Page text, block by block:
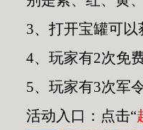
3、打开宝罐可
4、玩家有2次免
5、玩家有3次军
活动入口：点击“